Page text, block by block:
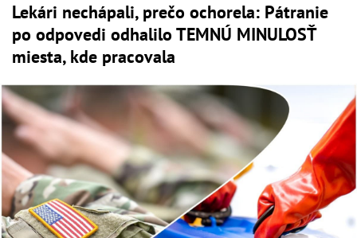
Lekári nechápali, prečo ochorela: Pátranie
po odpovedi odhalilo TEMNÚ MINULOSŤ
miesta, kde pracovala